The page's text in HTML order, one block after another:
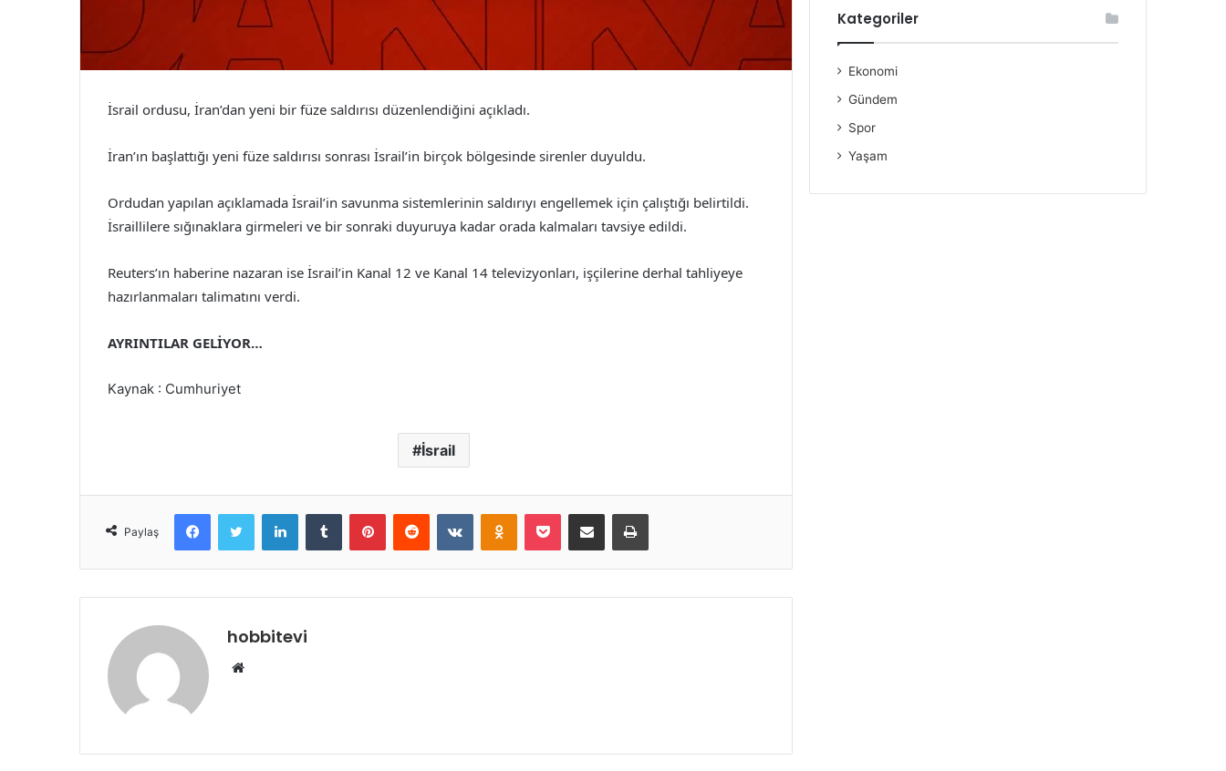
İsrail ordusu, İran’dan yeni bir füze saldırısı düzenlendiğini açıkladı.
İran’ın başlattığı yeni füze saldırısı sonrası İsrail’in birçok bölgesinde sirenler duyuldu.
Ordudan yapılan açıklamada İsrail’in savunma sistemlerinin saldırıyı engellemek için çalıştığı belirtildi.
İsraillilere sığınaklara girmeleri ve bir sonraki duyuruya kadar orada kalmaları tavsiye edildi.
Reuters’ın haberine nazaran ise İsrail’in Kanal 12 ve Kanal 14 televizyonları, işçilerine derhal tahliyeye
hazırlanmaları talimatını verdi.
AYRINTILAR GELİYOR…
Kaynak : Cumhuriyet
İsrail
Paylaş
FacebookTwitter LinkedInTumblr PinterestReddit VKontakteOdnoklassniki
Pocket E-Posta ile paylaş Yazdır
hobbitevi
Web
Kategoriler
Ekonomi
Gündem
Spor
Yaşam